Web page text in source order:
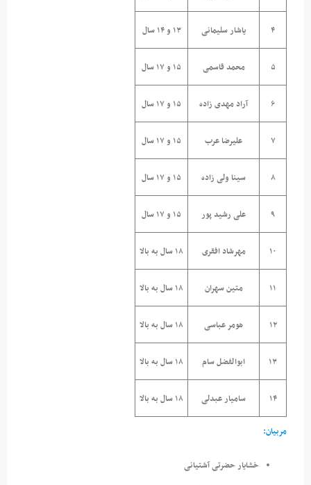
۴ یاشار سلیمانی ۱۳ و ۱۴ سال
۵ محمد قاسمی ۱۵ و ۱۷ سال
۶ آراد مهدی زاده ۱۵ و ۱۷ سال
۷ علیرضا عرب ۱۵ و ۱۷ سال
۸ سینا ولی زاده ۱۵ و ۱۷ سال
۹ علی رشید پور ۱۵ و ۱۷ سال
۱۰ مهرشاد افقری ۱۸ سال به بالا
۱۱ متین سهران ۱۸ سال به بالا
۱۲ هومر عباسی ۱۸ سال به بالا
۱۳ ابوالفضل سام ۱۸ سال به بالا
۱۴ سامیار عبدلی ۱۸ سال به بالا
مربیان:
خشایار حضرتی آشتیانی